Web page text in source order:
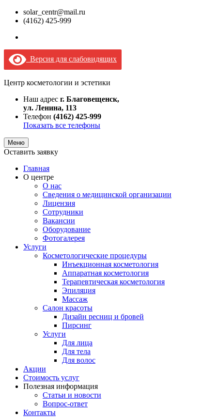
solar_centr@mail.ru
(4162) 425-999
Версия для слабовидящих
Центр косметологии и эстетики
Наш адрес г. Благовещенск,
ул. Ленина, 113
Телефон (4162) 425-999
Показать все телефоны
Меню
Оставить заявку
Главная
О центре
О нас
Сведения о медицинской организации
Лицензия
Сотрудники
Вакансии
Оборудование
Фотогалерея
Услуги
Косметологические процедуры
Инъекционная косметология
Аппаратная косметология
Терапевтическая косметология
Эпиляция
Массаж
Салон красоты
Дизайн ресниц и бровей
Пирсинг
Услуги
Для лица
Для тела
Для волос
Акции
Стоимость услуг
Полезная информация
Статьи и новости
Вопрос-ответ
Контакты